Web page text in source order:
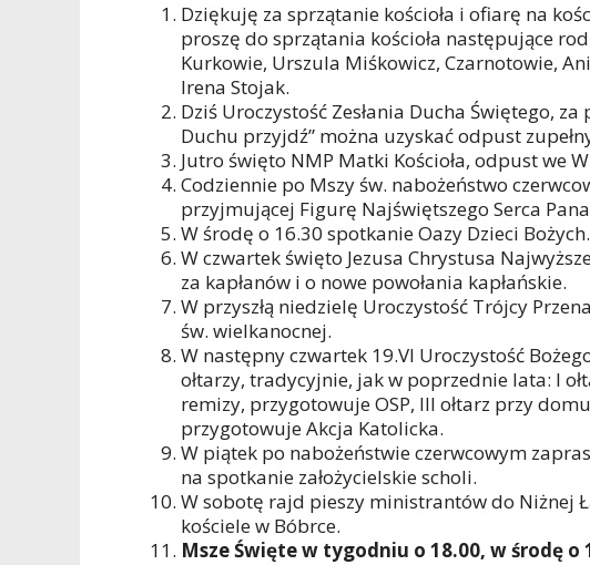
Dziękuję za sprzątanie kościoła i ofiarę na
proszę do sprzątania kościoła następujące
Kurkowie, Urszula Miśkowicz, Czarnotowie,
Irena Stojak.
Dziś Uroczystość Zesłania Ducha Świętego,
Duchu przyjdź” można uzyskać odpust
Jutro święto NMP Matki Kościoła, odpust we
Codziennie po Mszy św. nabożeństwo
przyjmującej Figurę Najświętszego Serca Pana
W środę o 16.30 spotkanie Oazy Dzieci Bożych.
W czwartek święto Jezusa Chrystusa
za kapłanów i o nowe powołania kapłańskie.
W przyszłą niedzielę Uroczystość Trójcy
św. wielkanocnej.
W następny czwartek 19.VI Uroczystość
ołtarzy, tradycyjnie, jak w poprzednie lata: I
remizy, przygotowuje OSP, III ołtarz przy
przygotowuje Akcja Katolicka.
W piątek po nabożeństwie czerwcowym
na spotkanie założycielskie scholi.
W sobotę rajd pieszy ministrantów do Niżnej
kościele w Bóbrce.
Msze Święte w tygodniu o 18.00, w środę o